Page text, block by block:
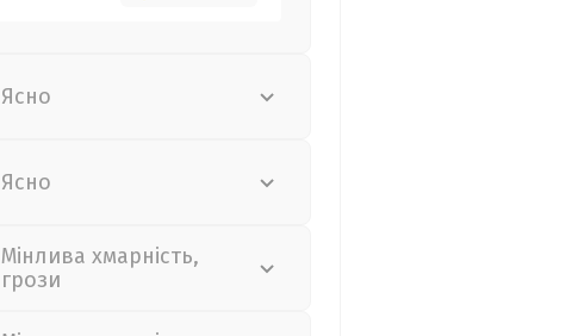
Ясно
Ясно
Мінлива хмарність,
грози